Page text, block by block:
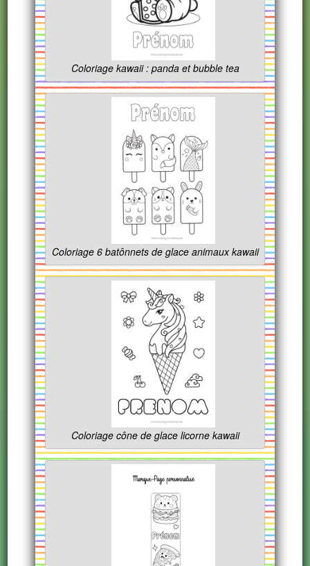
Coloriage kawaii : panda et bubble tea
Coloriage 6 batônnets de glace animaux kawaii
Coloriage cône de glace licorne kawaii